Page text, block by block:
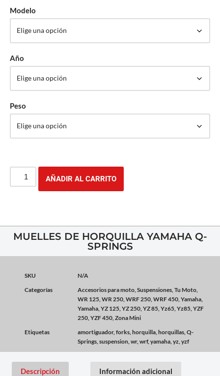
Modelo
Año
Peso
AÑADIR AL CARRITO
MUELLES DE HORQUILLA YAMAHA Q-
SPRINGS
SKU
N/A
Categorías
Accesorios para moto Suspensiones Tu Moto
WR 125 WR 250 WRF 250 WRF 450 Yamaha
Yamaha YZ 125 YZ 250 YZ 85 Yz65 Yz85 YZF
250 YZF 450 Zona Mini
Etiquetas
amortiguador, forks horquilla horquillas Q-
Springs suspension wr, wrf, yamaha yz yzf
Descripción Información adicional